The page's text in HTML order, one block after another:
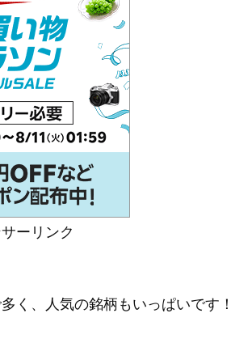
ーリンク
く、人気の銘柄もいっぱいです